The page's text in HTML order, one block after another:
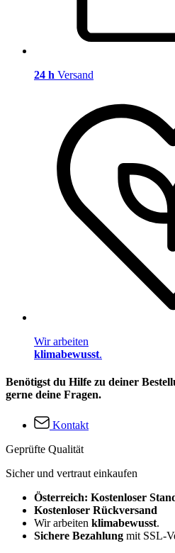
24 h Versand
Wir arbeiten
klimabewusst.
Benötigst du Hilfe zu deiner
gerne deine Fragen.
Kontakt
Geprüfte Qualität
Sicher und vertraut einkaufen
Österreich: Kostenloser
Kostenloser Rückversand
Wir arbeiten klimabewusst.
Sichere Bezahlung mit SSL-